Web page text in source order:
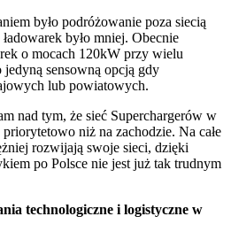
było podróżowanie poza siecią
było mniej. Obecnie
o mocach 120kW przy wielu
sensowną opcją gdy
lub powiatowych.
nad tym, że sieć Superchargerów w
niż na zachodzie. Na całe
rozwijają swoje sieci, dzięki
po Polsce nie jest już tak trudnym
technologiczne i logistyczne w